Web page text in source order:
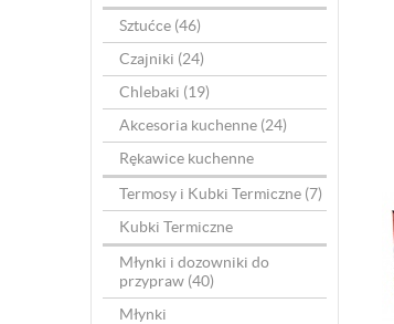
Sztućce (46)
Czajniki (24)
Chlebaki (19)
Akcesoria kuchenne (24)
Rękawice kuchenne
Termosy i Kubki Termiczne (7)
Kubki Termiczne
Młynki i dozowniki do
przypraw (40)
Młynki